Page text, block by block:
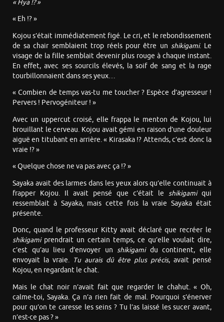
« Hya !? »
« Eh !? »
Kojou s’était immédiatement figé. Le cri, et le rebondissement
de sa chair semblaient trop réels pour être un shikigami. Le
visage de la fille semblait devenir plus rouge à chaque instant.
En effet, avec ses sourcils élevés, la soif de sang et la rage
tourbillonnaient dans ses yeux…
« Combien de temps vas-tu me toucher ? Espèce d’agresseur !
Pervers ! Pervogéniteur ! »
Avec un uppercut croisé, elle frappa le menton de Kojou, lui
brouillant le cerveau. Kojou avait gémi en raison d’une douleur
aiguë en titubant en arrière. « Kirasaka !? Attends, c’est donc la
vraie !? »
« Quelque chose ne va pas avec ça !? »
Sayaka avait des larmes dans les yeux alors qu’elle continuait à
frapper Kojou. Il avait pensé que c’était le shikigami qui
ressemblait à Sayaka, mais cette fois la vraie Sayaka était
présente.
Donc, quand le professeur Kitty avait déclaré que recréer le
shikigami prendrait un certain temps, ce qu’elle voulait dire,
c’est qu’au lieu d’envoyer unshikigami du continent, elle
envoyait la vraie. Tu aurais dû être plus précis, avait pensé
Kojou, en regardant le chat.
Mais le chat noir n’avait fait que regarder le chahut. « Oh,
calme-toi, Sayaka. Ça n’a rien fait de mal. Pourquoi s’énerver
pour qu’on te caresse les seins ? Tu l’as laissé les sucer avant,
n’est-ce pas ? »